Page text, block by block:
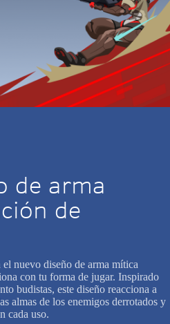
de arma
de
nuevo diseño de arma mítica
con tu forma de jugar. Inspirado
budistas, este diseño reacciona a
almas de los enemigos derrotados y
cada uso.